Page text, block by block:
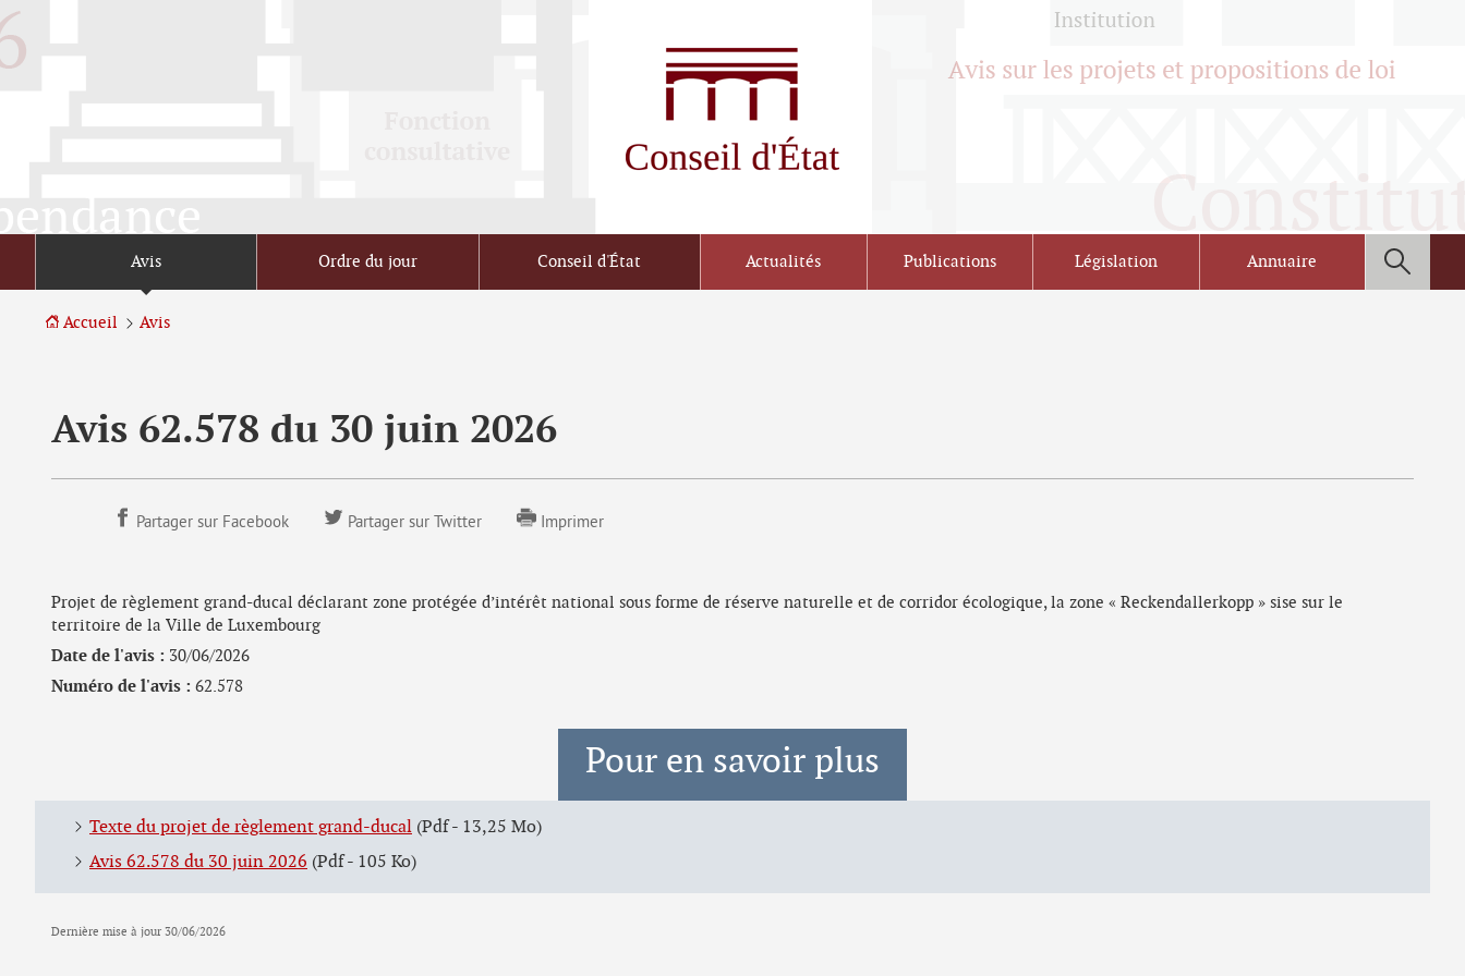
Aller
à
la
Aller
au
contenu
Avis Ordre du jour Conseil d'État Actualités Publications Législation Annuaire
Accueil Avis
Avis 62.578 du 30 juin 2026
Partager sur Facebook Partager sur Twitter Imprimer
Projet de règlement grand-ducal déclarant zone protégée d’intérêt national sous forme de réserve naturelle et de corridor écologique, la zone « Reckendallerkopp » sise sur le
territoire de la Ville de Luxembourg
Date de l'avis : 30/06/2026
Numéro de l'avis : 62.578
Pour en savoir plus
Texte du projet de règlement grand-ducal (Pdf - 13,25 Mo)
Avis 62.578 du 30 juin 2026 (Pdf - 105 Ko)
Dernière mise à jour 30/06/2026